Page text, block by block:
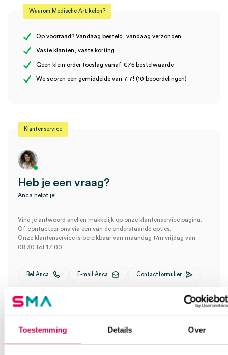
Toestemming Details Over
Steriel onsteriel
Er zijn nog geen beoordelingen.
herbruikbare tips, Ø 5mm (40)” te beoordelen
Waarom Medische Artikelen?
Op voorraad? Vandaag besteld, vandaag verzonden
Vaste klanten, vaste korting
Geen klein order toeslag vanaf €75 bestelwaarde
We scoren een gemiddelde van 7.7! (10 beoordelingen)
Klantenservice
Heb je een vraag?
Anca helpt je!
Vind je antwoord snel en makkelijk op onze klantenservice pagina.
Of contacteer ons via een van de onderstaande opties.
Onze klantenservice is bereikbaar van maandag t/m vrijdag van
08:30 tot 17:00
Bel Anca E-mail Anca Contactformulier